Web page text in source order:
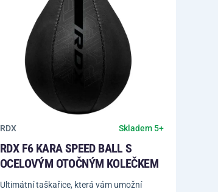
RDX Skladem 5+
RDX F6 KARA SPEED BALL S
OCELOVÝM OTOČNÝM KOLEČKEM
Ultimátní taškařice, která vám umožní